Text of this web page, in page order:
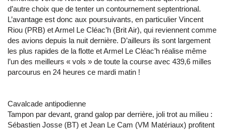
d’autre choix que de tenter un contournement septentrional.
L’avantage est donc aux poursuivants, en particulier Vincent
Riou (PRB) et Armel Le Cléac’h (Brit Air), qui reviennent comme
des avions depuis la nuit dernière. D’ailleurs ils sont largement
les plus rapides de la flotte et Armel Le Cléac’h réalise même
l’un des meilleurs « vols » de toute la course avec 439,6 milles
parcourus en 24 heures ce mardi matin !
Cavalcade antipodienne
Tampon par devant, grand galop par derrière, joli trot au milieu :
Sébastien Josse (BT) et Jean Le Cam (VM Matériaux) profitent